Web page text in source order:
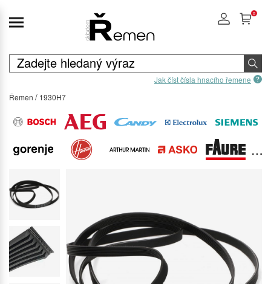
Jak číst čísla hnacího řemene
0
Řemen 1930H7